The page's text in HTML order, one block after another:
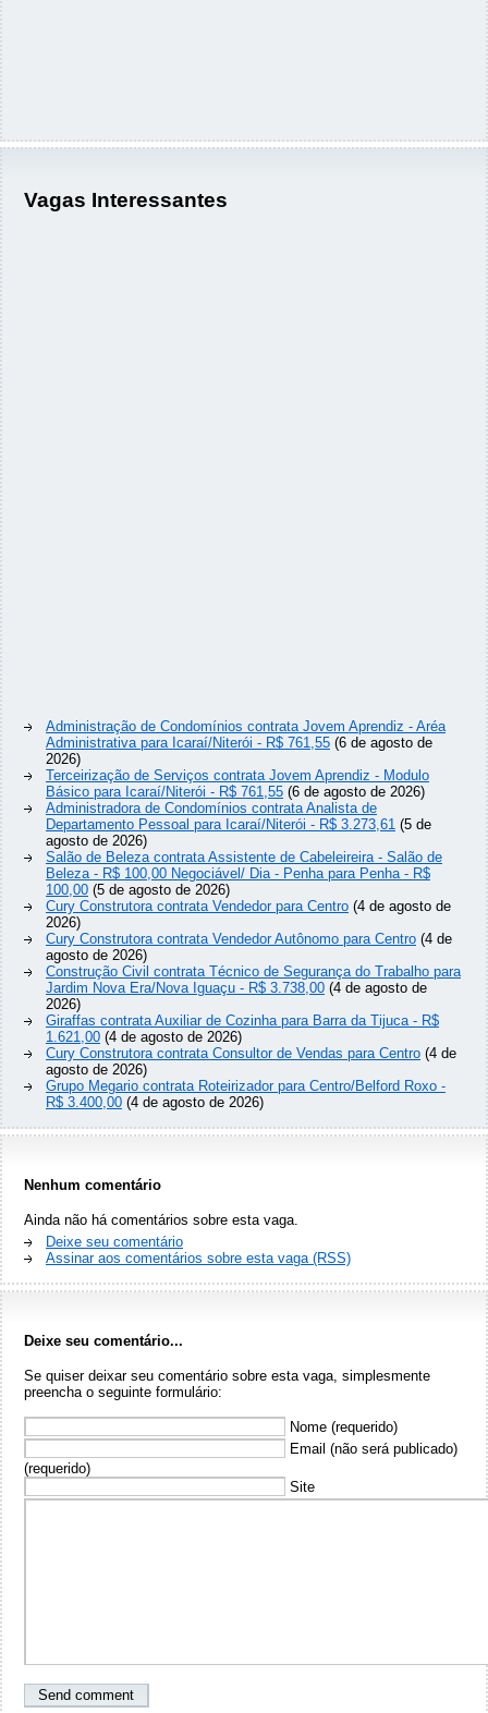
Vagas Interessantes
Administração de Condomínios contrata Jovem Aprendiz - Aréa
Administrativa para Icaraí/Niterói - R$ 761,55 (6 de agosto de
2026)
Terceirização de Serviços contrata Jovem Aprendiz - Modulo
Básico para Icaraí/Niterói - R$ 761,55 (6 de agosto de 2026)
Administradora de Condomínios contrata Analista de
Departamento Pessoal para Icaraí/Niterói - R$ 3.273,61 (5 de
agosto de 2026)
Salão de Beleza contrata Assistente de Cabeleireira - Salão de
Beleza - R$ 100,00 Negociável/ Dia - Penha para Penha - R$
100,00 (5 de agosto de 2026)
Cury Construtora contrata Vendedor para Centro (4 de agosto de
2026)
Cury Construtora contrata Vendedor Autônomo para Centro (4 de
agosto de 2026)
Construção Civil contrata Técnico de Segurança do Trabalho para
Jardim Nova Era/Nova Iguaçu - R$ 3.738,00 (4 de agosto de
2026)
Giraffas contrata Auxiliar de Cozinha para Barra da Tijuca - R$
1.621,00 (4 de agosto de 2026)
Cury Construtora contrata Consultor de Vendas para Centro (4 de
agosto de 2026)
Grupo Megario contrata Roteirizador para Centro/Belford Roxo -
R$ 3.400,00 (4 de agosto de 2026)
Nenhum comentário
Ainda não há comentários sobre esta vaga.
Deixe seu comentário
Assinar aos comentários sobre esta vaga (RSS)
Deixe seu comentário...
Se quiser deixar seu comentário sobre esta vaga, simplesmente
preencha o seguinte formulário:
Nome (requerido)
Email (não será publicado)
(requerido)
Site